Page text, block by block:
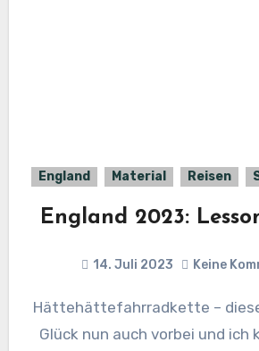
England Material Reisen
England 2023:
14. Juli 2023 Keine
Hättehättefahrradkette – diese Phase ist zum
Glück nun auch vorbei und ich